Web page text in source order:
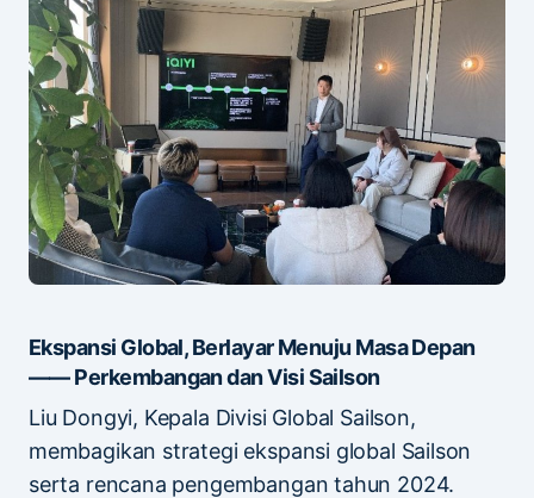
Ekspansi Global, Berlayar Menuju Masa Depan
—— Perkembangan dan Visi Sailson
Liu Dongyi, Kepala Divisi Global Sailson,
membagikan strategi ekspansi global Sailson
serta rencana pengembangan tahun 2024.